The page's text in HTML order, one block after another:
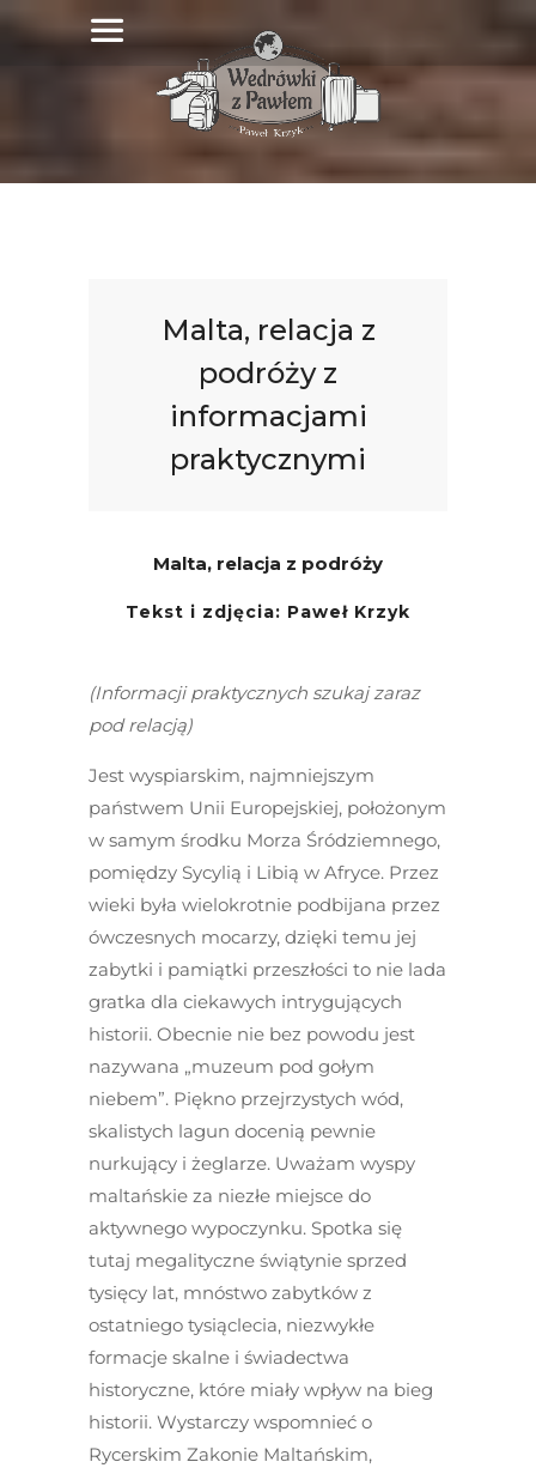
Malta, relacja z
podróży z
informacjami
praktycznymi
Malta, relacja z podróży
Tekst i zdjęcia: Paweł Krzyk
(Informacji praktycznych szukaj zaraz
pod relacją)
Jest wyspiarskim, najmniejszym
państwem Unii Europejskiej, położonym
w samym środku Morza Śródziemnego,
pomiędzy Sycylią i Libią w Afryce. Przez
wieki była wielokrotnie podbijana przez
ówczesnych mocarzy, dzięki temu jej
zabytki i pamiątki przeszłości to nie lada
gratka dla ciekawych intrygujących
historii. Obecnie nie bez powodu jest
nazywana „muzeum pod gołym
niebem”. Piękno przejrzystych wód,
skalistych lagun docenią pewnie
nurkujący i żeglarze. Uważam wyspy
maltańskie za niezłe miejsce do
aktywnego wypoczynku. Spotka się
tutaj megalityczne świątynie sprzed
tysięcy lat, mnóstwo zabytków z
ostatniego tysiąclecia, niezwykłe
formacje skalne i świadectwa
historyczne, które miały wpływ na bieg
historii. Wystarczy wspomnieć o
Rycerskim Zakonie Maltańskim,